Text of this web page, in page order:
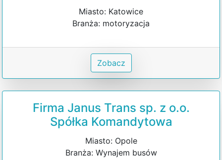
Miasto: Katowice
Branża: motoryzacja
Zobacz
Firma Janus Trans sp. z o.o.
Spółka Komandytowa
Miasto: Opole
Branża: Wynajem busów